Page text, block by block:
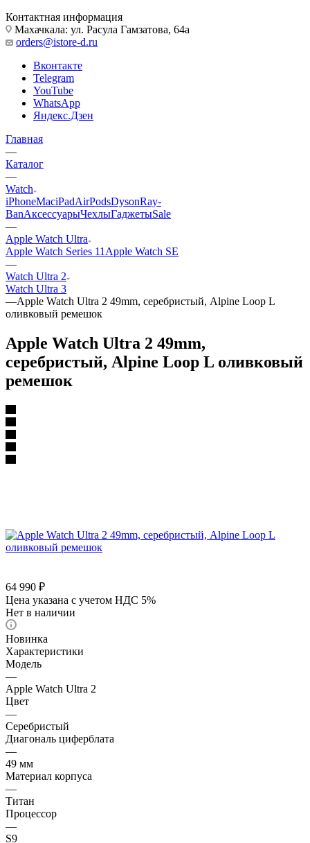
Контактная информация
Махачкала: ул. Расула Гамзатова, 64а
orders@istore-d.ru
Вконтакте
Telegram
YouTube
WhatsApp
Яндекс.Дзен
Главная
—
Каталог
—
Watch
iPhoneMaciPadAirPodsDysonRay-
BanАксессуарыЧехлыГаджетыSale
—
Apple Watch Ultra
Apple Watch Series 11 Apple Watch SE
—
Watch Ultra 2
Watch Ultra 3
—Apple Watch Ultra 2 49mm, серебристый, Alpine Loop L
оливковый ремешок
Apple Watch Ultra 2 49mm,
серебристый, Alpine Loop L оливковый
ремешок
64 990 ₽
Цена указана с учетом НДС 5%
Нет в наличии
Новинка
Характеристики
Модель
—
Apple Watch Ultra 2
Цвет
—
Серебристый
Диагональ циферблата
—
49 мм
Материал корпуса
—
Титан
Процессор
—
S9